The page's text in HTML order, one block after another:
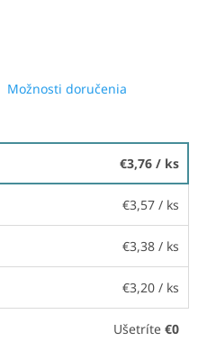
Možnosti doručenia
€3,76 / ks
€3,57 / ks
€3,38 / ks
€3,20 / ks
Ušetríte €0